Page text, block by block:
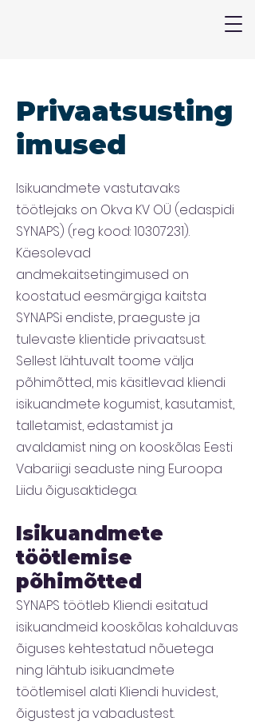
Privaatsusting
imused
Isikuandmete vastutavaks
töötlejaks on Okva KV OÜ (edaspidi
SYNAPS) (reg kood:10307231).
Käesolevad
andmekaitsetingimused on
koostatud eesmärgiga kaitsta
SYNAPSi endiste, praeguste ja
tulevaste klientide privaatsust.
Sellest lähtuvalt toome välja
põhimõtted, mis käsitlevad kliendi
isikuandmete kogumist, kasutamist,
talletamist, edastamist ja
avaldamist ning on kooskõlas Eesti
Vabariigi seaduste ning Euroopa
Liidu õigusaktidega.
Isikuandmete
töötlemise
põhimõtted
SYNAPS töötleb Kliendi esitatud
isikuandmeid kooskõlas kohalduvas
õiguses kehtestatud nõuetega
ning lähtub isikuandmete
töötlemisel alati Kliendi huvidest,
õigustest ja vabadustest.